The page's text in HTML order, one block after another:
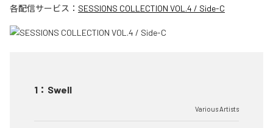
各配信サービス： SESSIONS COLLECTION VOL.4 / Side-C
1 ： Swell
Various Artists